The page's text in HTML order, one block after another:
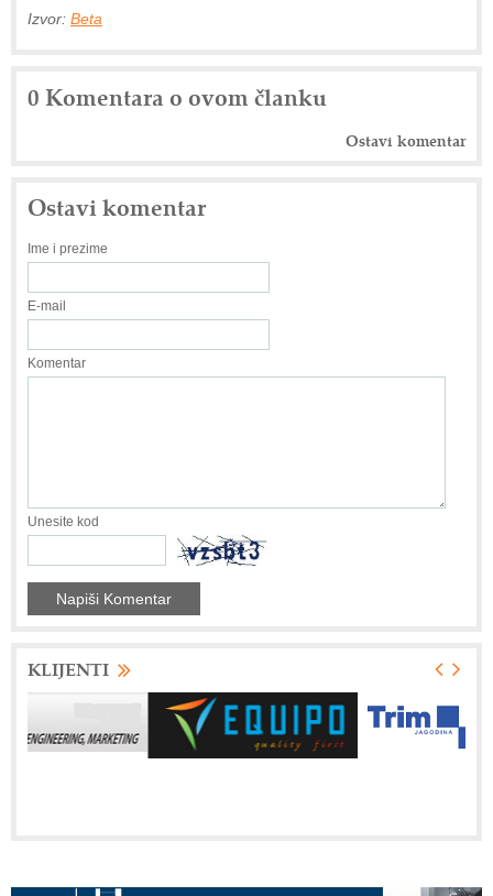
Izvor: Beta
0 Komentara o ovom članku
Ostavi komentar
Ostavi komentar
Ime i prezime
E-mail
Komentar
Unesite kod
KLIJENTI